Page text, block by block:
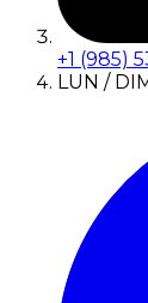
+1 (985)
LUN /